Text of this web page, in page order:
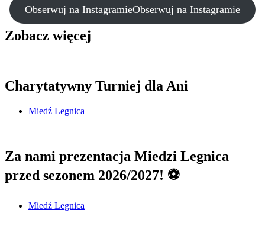
Obserwuj na InstagramieObserwuj na Instagramie
Zobacz więcej
Charytatywny Turniej dla Ani
Miedź Legnica
Za nami prezentacja Miedzi Legnica
przed sezonem 2026/2027! ⚽
Miedź Legnica